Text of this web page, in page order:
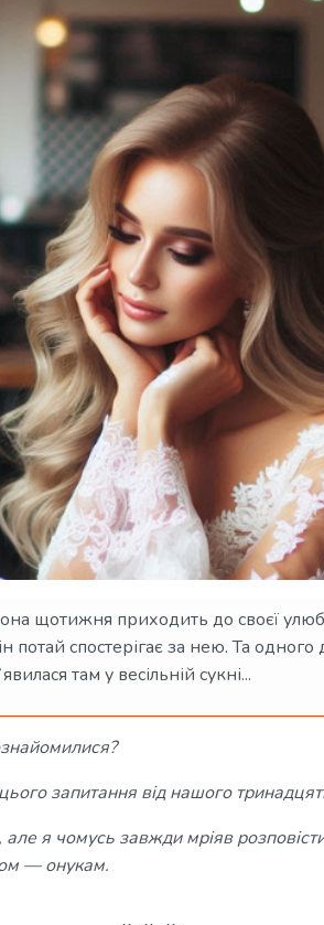
щотижня приходить до своєї
потай спостерігає за нею. Та одного
там у весільній сукні...
запитання від нашого
але я чомусь завжди мріяв
— онукам.